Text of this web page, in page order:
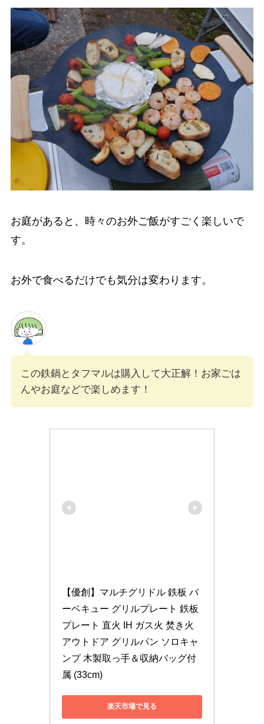
お庭があると、時々のお外ご飯がすごく楽しいで
す。
お外で食べるだけでも気分は変わります。
この鉄鍋とタフマルは購入して大正解！お家ごは
んやお庭などで楽しめます！
【優創】マルチグリドル 鉄板 バ
ーベキュー グリルプレート 鉄板
プレート 直火 IH ガス火 焚き火
アウトドア グリルパン ソロキャ
ンプ 木製取っ手＆収納バッグ付
属 (33cm)
楽天市場で見る